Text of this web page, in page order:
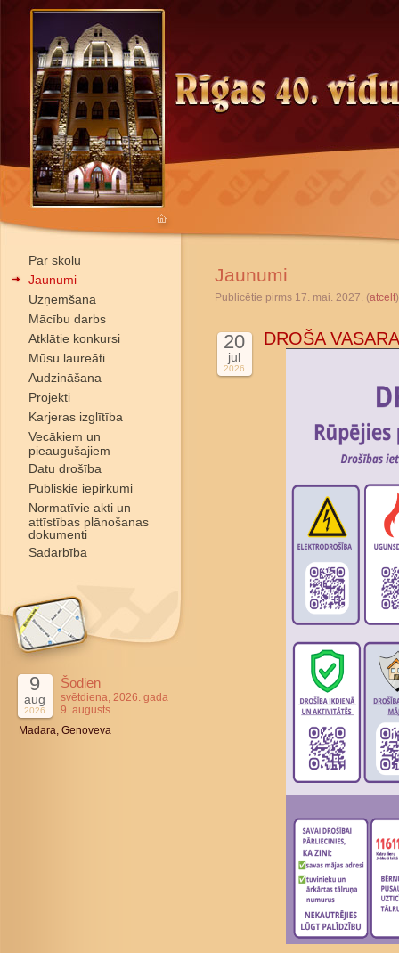
Par skolu
Jaunumi
Uzņemšana
Mācību darbs
Atklātie konkursi
Mūsu laureāti
Audzināšana
Projekti
Karjeras izglītība
Vecākiem un
pieaugušajiem
Datu drošība
Publiskie iepirkumi
Normatīvie akti un
attīstības plānošanas
dokumenti
Sadarbība
9
aug
2026
Šodien
svētdiena, 2026. gada
9. augusts
Madara, Genoveva
Jaunumi
Publicētie pirms 17. mai. 2027. (atcelt)
20
jul
2026
DROŠA